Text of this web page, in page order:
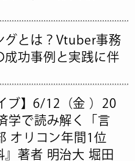
グとは？Vtuber事務
成功事例と実践に伴
ブ】6/12（金 ）20
学で読み解く「言
オリコン年間1位
』著者 明治大 堀田